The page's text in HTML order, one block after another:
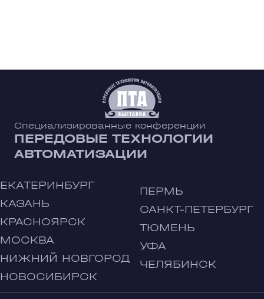
Специализированные конференции
ПЕРЕДОВЫЕ ТЕХНОЛОГИИ
АВТОМАТИЗАЦИИ
ЕКАТЕРИНБУРГ
КАЗАНЬ
КРАСНОЯРСК
МОСКВА
НИЖНИЙ НОВГОРОД
НОВОСИБИРСК
ПЕРМЬ
САНКТ-ПЕТЕРБУРГ
ТЮМЕНЬ
УФА
ЧЕЛЯБИНСК